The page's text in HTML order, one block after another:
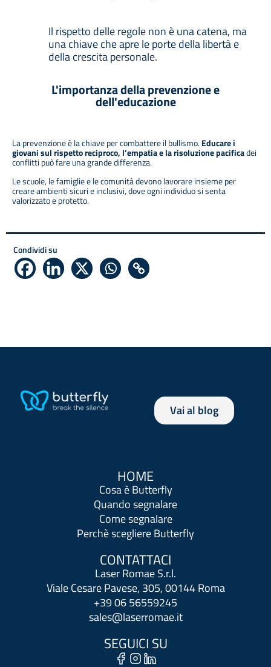
Il rispetto delle regole non è una catena, ma
una chiave che apre le porte della libertà e
della crescita personale.
L'importanza della prevenzione e
dell'educazione
La prevenzione è la chiave per combattere il bullismo.Educare i
giovani sul rispetto reciproco, l’empatia e la risoluzione pacificadei
conflitti può fare una grande differenza.
Le scuole, le famiglie e le comunità devono lavorare insieme per
creare ambienti sicuri e inclusivi, dove ogni individuo si senta
valorizzato e protetto.
Condividi su
Vai al blog
HOME
Cosa è Butterfly
Quando segnalare
Come segnalare
Perchè scegliere Butterfly
CONTATTACI
Laser Romae S.r.l.
Viale Cesare Pavese, 305, 00144 Roma
+39 06 56559245
sales@laserromae.it
SEGUICI SU